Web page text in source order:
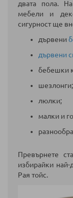
двата пола.
мебели и
сигурност ще
дървени
дървени
бебешки
шезлонги;
люлки;
малки и
Превърнете
избирайки
Рая тойс.